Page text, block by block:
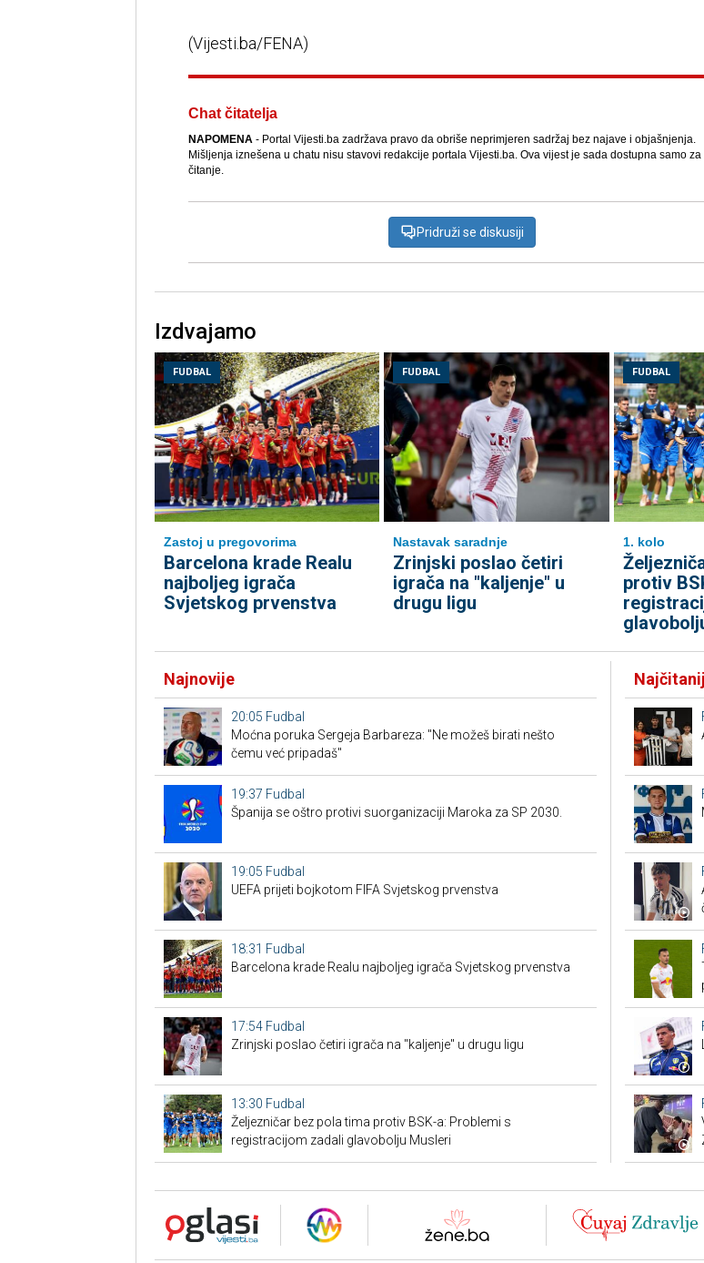
(Vijesti.ba/FENA)
Chat čitatelja
NAPOMENA- Portal Vijesti.ba zadržava pravo da obriše neprimjeren sadržaj bez najave i objašnjenja.
Mišljenja iznešena u chatu nisu stavovi redakcije portala Vijesti.ba. Ova vijest je sada dostupna samo za
čitanje.
Pridruži se diskusiji
Izdvajamo
FUDBAL
Zastoj u pregovorima
Barcelona krade Realu
najboljeg igrača
Svjetskog prvenstva
FUDBAL
Nastavak saradnje
Zrinjski poslao četiri
igrača na "kaljenje" u
drugu ligu
FUDBAL
1. kolo
protiv
Najnovije
20:05 Fudbal
Moćna poruka Sergeja Barbareza: "Ne možeš birati nešto
čemu već pripadaš"
19:37 Fudbal
Španija se oštro protivi suorganizaciji Maroka za SP 2030.
19:05 Fudbal
UEFA prijeti bojkotom FIFA Svjetskog prvenstva
18:31 Fudbal
Barcelona krade Realu najboljeg igrača Svjetskog prvenstva
17:54 Fudbal
Zrinjski poslao četiri igrača na "kaljenje" u drugu ligu
13:30 Fudbal
Željezničar bez pola tima protiv BSK-a: Problemi s
registracijom zadali glavobolju Musleri